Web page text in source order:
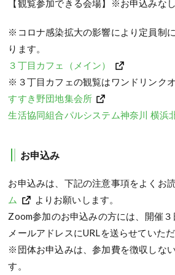
【観覧参加できる会場】※お申込みな
※コロナ感染拡大の影響により定員制
ります。
３丁目カフェ（メイン）
※３丁目カフェの観覧はワンドリンク
すすき野団地集会所
生活協同組合パルシステム神奈川 横浜
お申込み
お申込みは、下記の注意事項をよくお読
ム
よりお願いします。
Zoom参加のお申込みの方には、開催
メールアドレスにURLを送らせていただ
※団体お申込みは、参加費を徴収しな
す。